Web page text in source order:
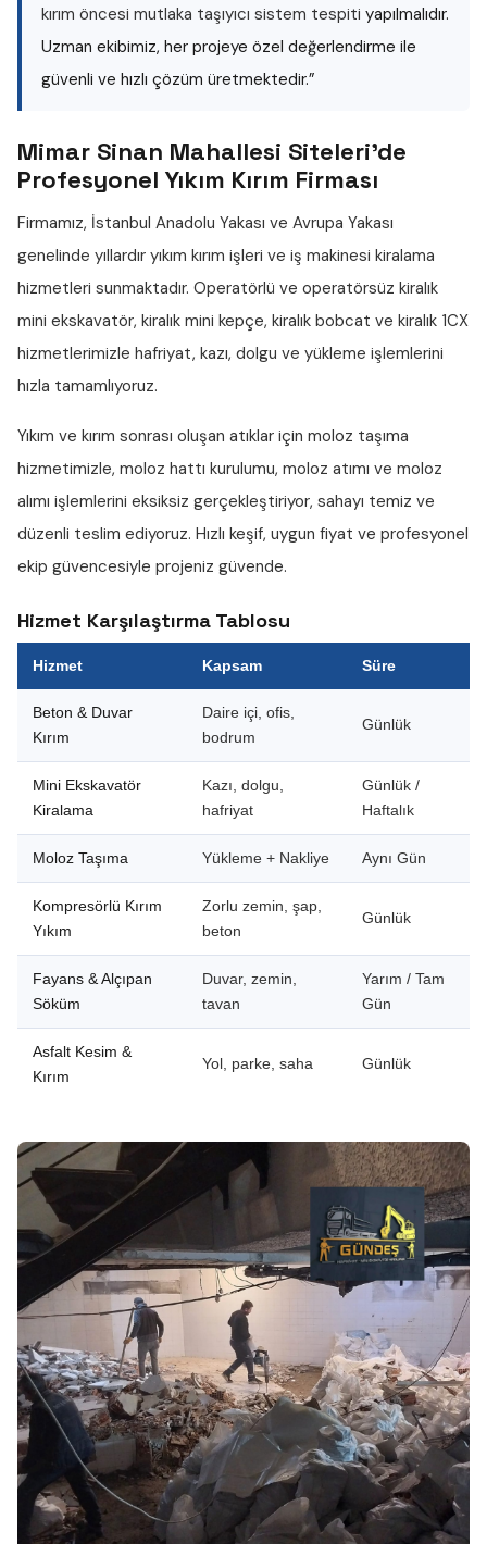
kırım öncesi mutlaka taşıyıcı sistem tespiti yapılmalıdır.
Uzman ekibimiz, her projeye özel değerlendirme ile
güvenli ve hızlı çözüm üretmektedir.”
Mimar Sinan Mahallesi Siteleri'de
Profesyonel Yıkım Kırım Firması
Firmamız, İstanbul Anadolu Yakası ve Avrupa Yakası
genelinde yıllardır yıkım kırım işleri ve iş makinesi kiralama
hizmetleri sunmaktadır. Operatörlü ve operatörsüz kiralık
mini ekskavatör, kiralık mini kepçe, kiralık bobcat ve kiralık 1CX
hizmetlerimizle hafriyat, kazı, dolgu ve yükleme işlemlerini
hızla tamamlıyoruz.
Yıkım ve kırım sonrası oluşan atıklar için moloz taşıma
hizmetimizle, moloz hattı kurulumu, moloz atımı ve moloz
alımı işlemlerini eksiksiz gerçekleştiriyor, sahayı temiz ve
düzenli teslim ediyoruz. Hızlı keşif, uygun fiyat ve profesyonel
ekip güvencesiyle projeniz güvende.
Hizmet Karşılaştırma Tablosu
Hizmet Kapsam Süre
Beton & Duvar
Kırım
Daire içi, ofis,
bodrum
Günlük
Mini Ekskavatör
Kiralama
Kazı, dolgu,
hafriyat
Günlük /
Haftalık
Moloz Taşıma Yükleme + Nakliye Aynı Gün
Kompresörlü Kırım
Yıkım
Zorlu zemin, şap,
beton
Günlük
Fayans & Alçıpan
Söküm
Duvar, zemin,
tavan
Yarım / Tam
Gün
Asfalt Kesim &
Kırım
Yol, parke, saha Günlük